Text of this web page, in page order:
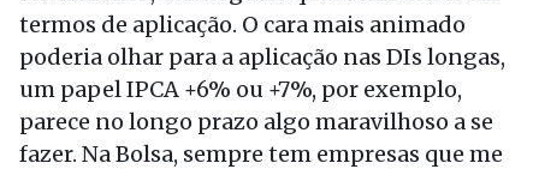
termos de aplicação. O cara mais animado
poderia olhar para a aplicação nas DIs longas,
um papel IPCA +6% ou +7%, por exemplo,
parece no longo prazo algo maravilhoso a se
fazer. Na Bolsa, sempre tem empresas que me